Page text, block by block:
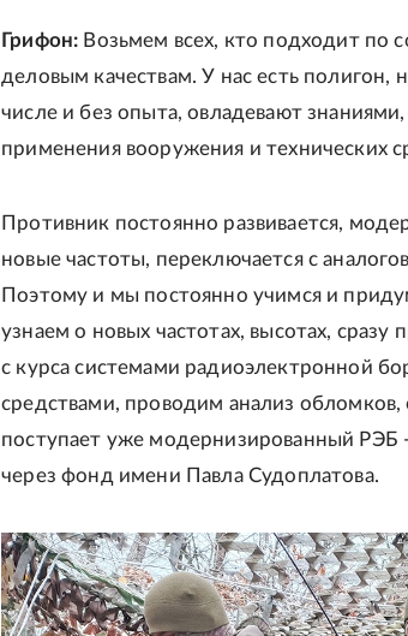
Грифон: Возьмем всех, кто подходит по
деловым качествам. У нас есть
числе и без опыта, овладевают
применения вооружения и технических
Противник постоянно развивается,
новые частоты, переключается с
Поэтому и мы постоянно учимся и
узнаем о новых частотах, высотах,
с курса системами радиоэлектронной
средствами, проводим анализ
поступает уже модернизированный
через фонд имени Павла Судоплатова.